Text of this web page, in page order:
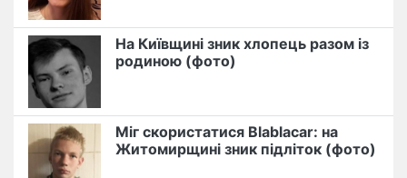
На Київщині зник хлопець разом із
родиною (фото)
Міг скористатися Blablacar: на
Житомирщині зник підліток (фото)